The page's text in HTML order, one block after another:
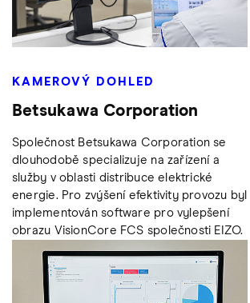
KAMEROVÝ DOHLED
Betsukawa Corporation
Společnost Betsukawa Corporation se
dlouhodobě specializuje na zařízení a
služby v oblasti distribuce elektrické
energie. Pro zvýšení efektivity provozu byl
implementován software pro vylepšení
obrazu VisionCore FCS společnosti EIZO.